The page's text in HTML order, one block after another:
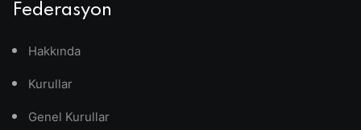
Federasyon
Hakkında
Kurullar
Genel Kurullar